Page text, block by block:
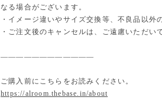
なる場合がございます。
・イメージ違いやサイズ交換等、不良品以外
・ご注文後のキャンセルは、ご遠慮いただい
————————————
ご購入前にこちらをお読みください。
https://alroom.thebase.in/about